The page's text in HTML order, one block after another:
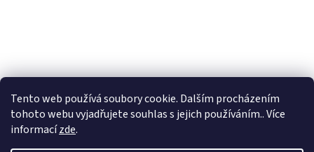
Tento web používá soubory cookie. Dalším procházením
tohoto webu vyjadřujete souhlas s jejich používáním.. Více
informacízde.
🏝️ Dovolená: 🏝️ 27.7.2026 do 9.8.2026 - bude
probíhat dovolená. Celá firma bude uzavřená!